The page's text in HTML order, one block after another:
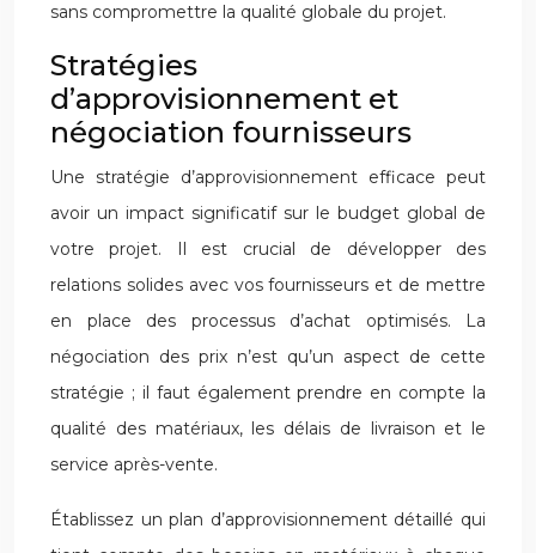
sans compromettre la qualité globale du projet.
Stratégies
d’approvisionnement et
négociation fournisseurs
Une stratégie d’approvisionnement efficace peut
avoir un impact significatif sur le budget global de
votre projet. Il est crucial de développer des
relations solides avec vos fournisseurs et de mettre
en place des processus d’achat optimisés. La
négociation des prix n’est qu’un aspect de cette
stratégie ; il faut également prendre en compte la
qualité des matériaux, les délais de livraison et le
service après-vente.
Établissez un plan d’approvisionnement détaillé qui